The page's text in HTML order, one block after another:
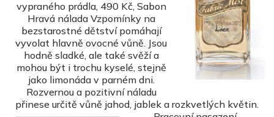
vypraného prádla, 490 Kč, Sabon
Hravá nálada Vzpomínky na
bezstarostné dětství pomáhají
vyvolat hlavně ovocné vůně. Jsou
hodně sladké, ale také svěží a
mohou být i trochu kyselé, stejně
jako limonáda v parném dni.
Rozvernou a pozitivní náladu
přinese určitě vůně jahod, jablek a rozkvetlých květin.